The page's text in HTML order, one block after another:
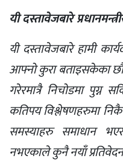
यी दस्तावेजबारे
यी दस्तावेजबारे हामी
आफ्नो कुरा बताइसकेका
गरेरमात्रै निचोडमा पुग्न
कतिपय विश्लेषणहरुमा
समस्याहरु समाधान
नभएकाले कुनै नयाँ